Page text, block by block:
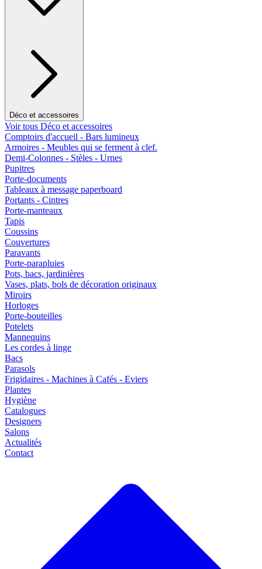
Déco et accessoires
Voir tous Déco et accessoires
Comptoirs d'accueil - Bars lumineux
Armoires - Meubles qui se ferment à clef.
Demi-Colonnes - Stèles - Urnes
Pupitres
Porte-documents
Tableaux à message paperboard
Portants - Cintres
Porte-manteaux
Tapis
Coussins
Couvertures
Paravants
Porte-parapluies
Pots, bacs, jardinières
Vases, plats, bols de décoration originaux
Miroirs
Horloges
Porte-bouteilles
Potelets
Mannequins
Les cordes à linge
Bacs
Parasols
Frigidaires - Machines à Cafés - Eviers
Plantes
Hygiène
Catalogues
Designers
Salons
Actualités
Contact